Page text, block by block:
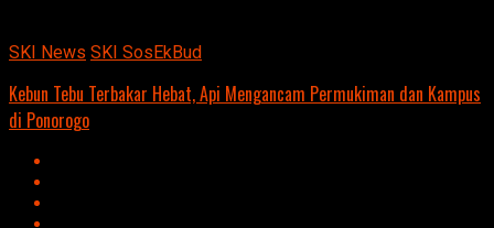
SKI News SKI SosEkBud
Kebun Tebu Terbakar Hebat, Api Mengancam Permukiman dan Kampus
di Ponorogo